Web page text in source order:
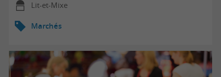
Lit-et-Mixe
Marchés